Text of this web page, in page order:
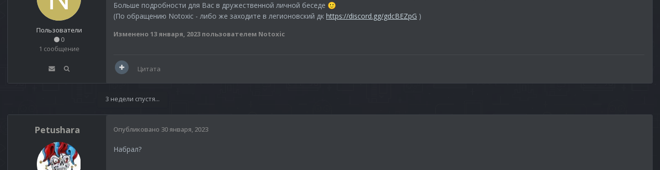
Пользователи
0
1 сообщение
Больше подробности для Вас в дружественной личной беседе 🙂
(По обращению Notoxic - либо же заходите в легионовский дк https://discord.gg/gdcBEZpG )
Изменено 13 января, 2023 пользователем Notoxic
Цитата
3 недели спустя...
Petushara Опубликовано 30 января, 2023
Набрал?